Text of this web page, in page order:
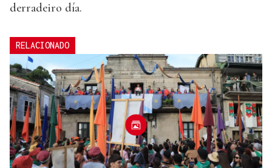
derradeiro día.
RELACIONADO